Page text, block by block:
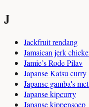
J
Jackfruit rendang
Jamaican jerk
Jamie’s Rode Pilav
Japanse Katsu curry
Japanse gamba's
Japanse kipcurry
Japanse kippensoep